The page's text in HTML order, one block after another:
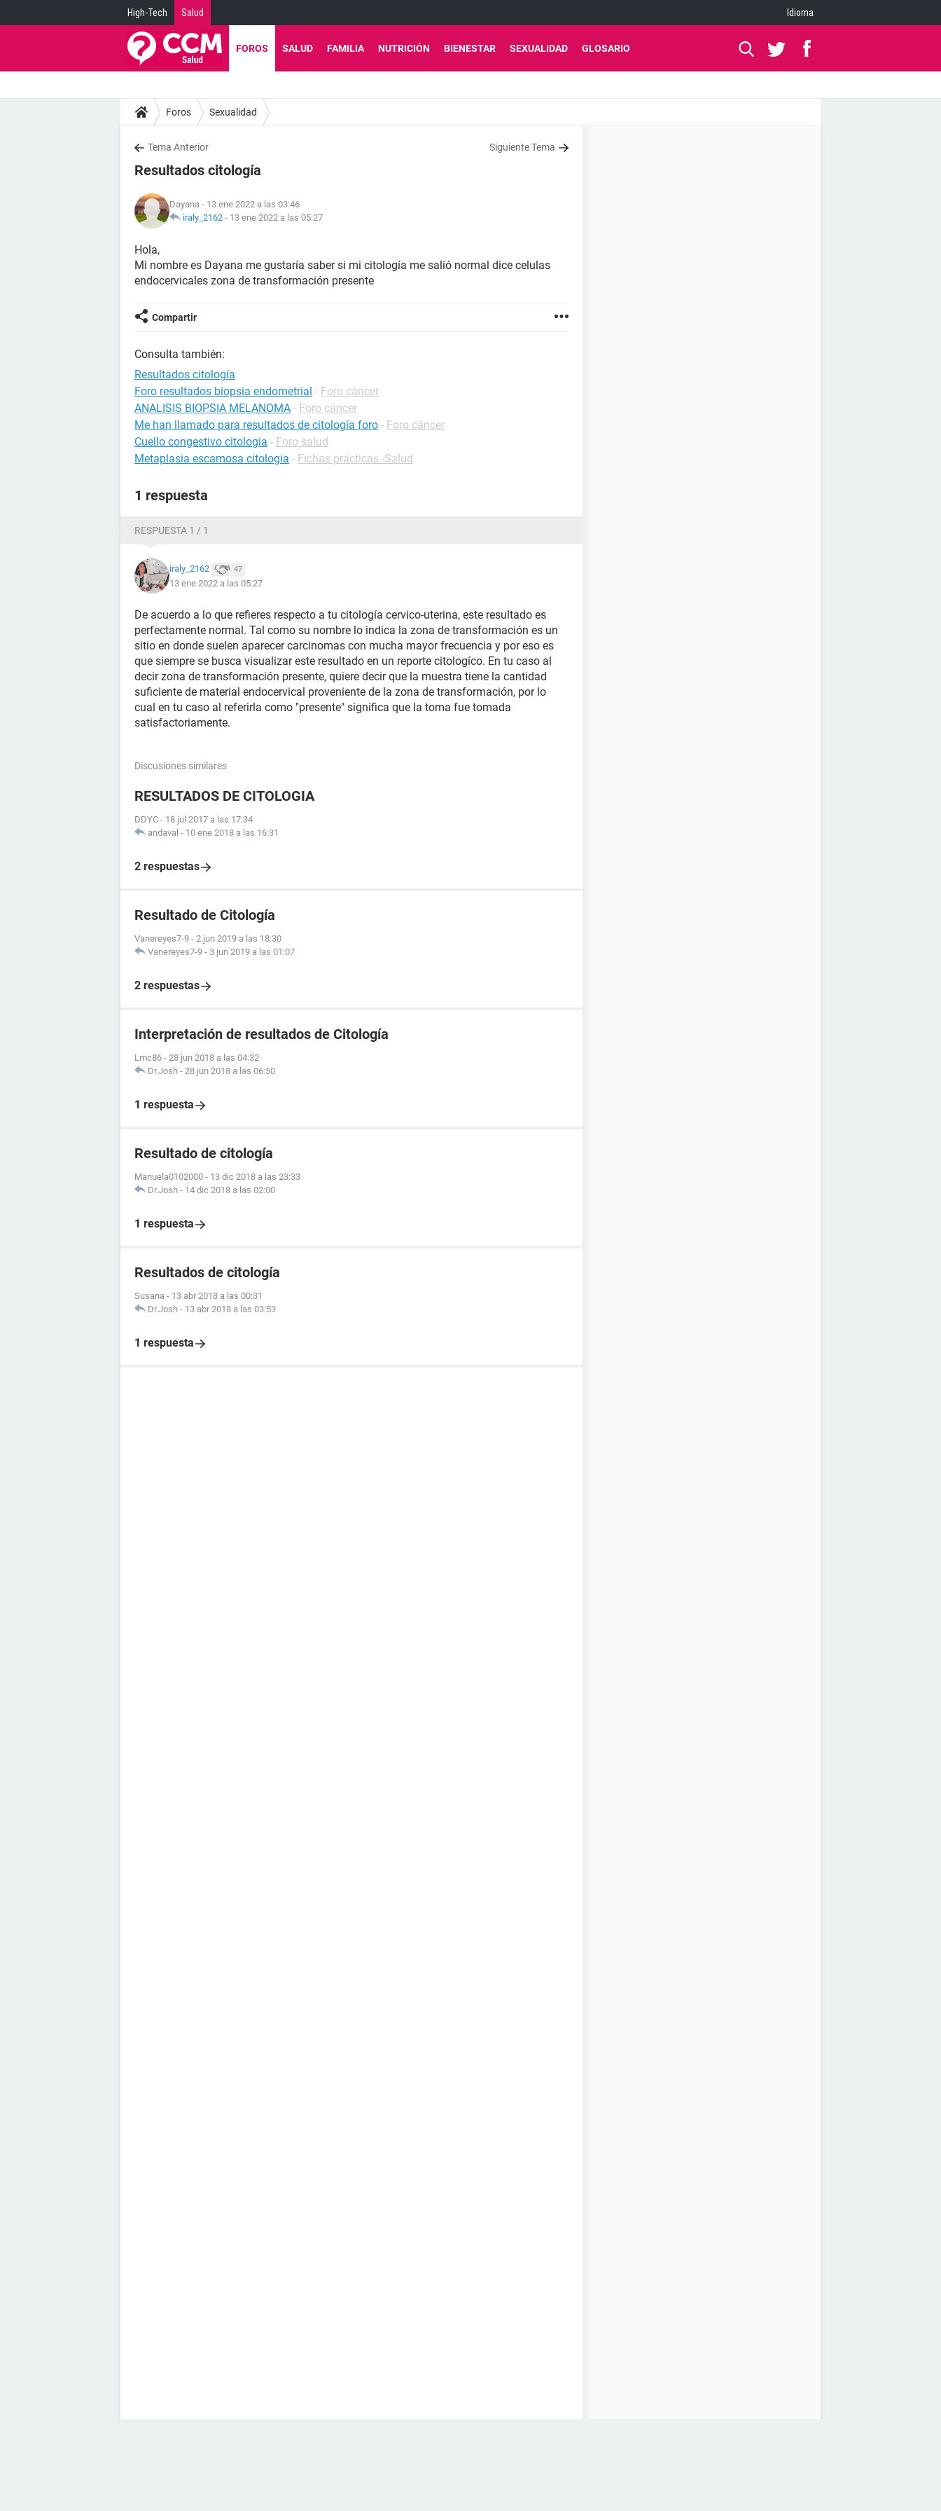
High-Tech Salud Idioma
FOROS SALUD FAMILIA NUTRICIÓN BIENESTAR SEXUALIDAD GLOSARIO
Foros Sexualidad
Tema Anterior Siguiente Tema
Resultados citología
Dayana - 13 ene 2022 a las 03:46
iraly_2162 - 13 ene 2022 a las 05:27
Hola,
Mi nombre es Dayana me gustaría saber si mi citología me salió normal dice celulas
endocervicales zona de transformación presente
Compartir
Consulta también:
Resultados citología
Foro resultados biopsia endometrial - Foro cáncer
ANALISIS BIOPSIA MELANOMA - Foro cáncer
Me han llamado para resultados de citología foro - Foro cáncer
Cuello congestivo citologia - Foro salud
Metaplasia escamosa citologia - Fichas prácticas -Salud
1 respuesta
RESPUESTA 1 / 1
iraly_2162 47
13 ene 2022 a las 05:27
De acuerdo a lo que refieres respecto a tu citología cervico-uterina, este resultado es
perfectamente normal. Tal como su nombre lo indica la zona de transformación es un
sitio en donde suelen aparecer carcinomas con mucha mayor frecuencia y por eso es
que siempre se busca visualizar este resultado en un reporte citologíco. En tu caso al
decir zona de transformación presente, quiere decir que la muestra tiene la cantidad
suficiente de material endocervical proveniente de la zona de transformación, por lo
cual en tu caso al referirla como "presente" significa que la toma fue tomada
satisfactoriamente.
Discusiones similares
RESULTADOS DE CITOLOGIA
DDYC - 18 jul 2017 a las 17:34
andaval - 10 ene 2018 a las 16:31
2 respuestas
Resultado de Citología
Vanereyes7-9 - 2 jun 2019 a las 18:30
Vanereyes7-9 - 3 jun 2019 a las 01:07
2 respuestas
Interpretación de resultados de Citología
Lmc86 - 28 jun 2018 a las 04:32
Dr.Josh - 28 jun 2018 a las 06:50
1 respuesta
Resultado de citología
Manuela0102000 - 13 dic 2018 a las 23:33
Dr.Josh - 14 dic 2018 a las 02:00
1 respuesta
Resultados de citología
Susana - 13 abr 2018 a las 00:31
Dr.Josh - 13 abr 2018 a las 03:53
1 respuesta